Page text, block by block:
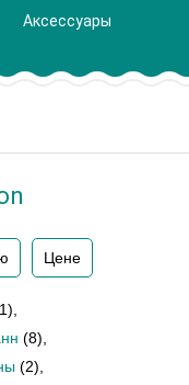
Аксессуары
Цене
(8)
(2)